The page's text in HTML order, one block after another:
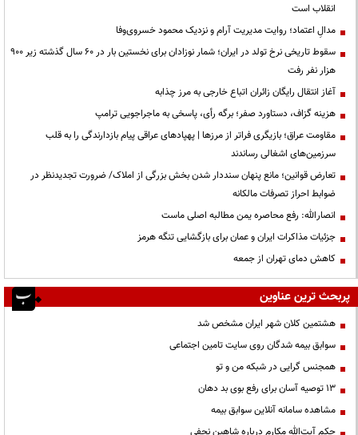
انقلاب است
مدالِ اعتماد؛ روایت مدیریت آرام و نزدیک محمود خسروی‌وفا
سقوط تاریخی نرخ تولد در ایران؛ شمار نوزادان برای نخستین بار در ۶۰ سال گذشته زیر ۹۰۰
هزار نفر رفت
آغاز انتقال رایگان زائران اتباع خارجی به مرز چذابه
هزینه گزاف، دستاورد صفر؛ برگه رأی، پاسخی به ماجراجویی ترامپ
مقاومت عراق؛ بازیگری فراتر از مرزها | پهپادهای عراقی پیام بازدارندگی را به قلب
سرزمین‌های اشغالی رساندند
تعارض قوانین؛ مانع پنهان سنددار شدن بخش بزرگی از املاک/ ضرورت تجدیدنظر در
ضوابط احراز تصرفات مالکانه
انصارالله: رفع محاصره یمن مطالبه اصلی ماست
جزئیات مذاکرات ایران و عمان برای بازگشایی تنگه هرمز
کاهش دمای تهران از جمعه
پربحث ترین عناوین
هشتمین کلان شهر ایران مشخص شد
سوابق بیمه شدگان روی سایت تامین اجتماعی
همجنس گرایی در شبکه من و تو
13 توصیه آسان برای رفع بوی بد دهان
مشاهده سامانه آنلاين سوابق بیمه
حكم آيت‌الله مكارم درباره شاهين نجفي